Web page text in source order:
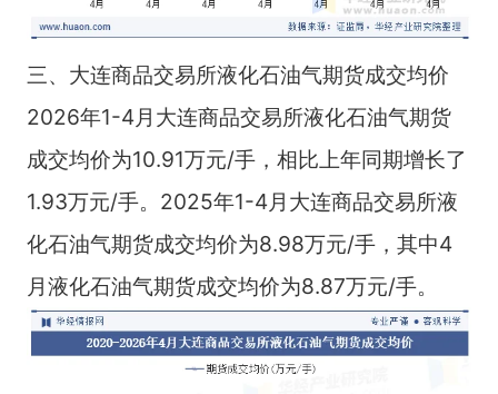
三、大连商品交易所液化石油气期货成交均价
2026年1-4月大连商品交易所液化石油气期货
成交均价为10.91万元/手，相比上年同期增长了
1.93万元/手。2025年1-4月大连商品交易所液
化石油气期货成交均价为8.98万元/手，其中4
月液化石油气期货成交均价为8.87万元/手。